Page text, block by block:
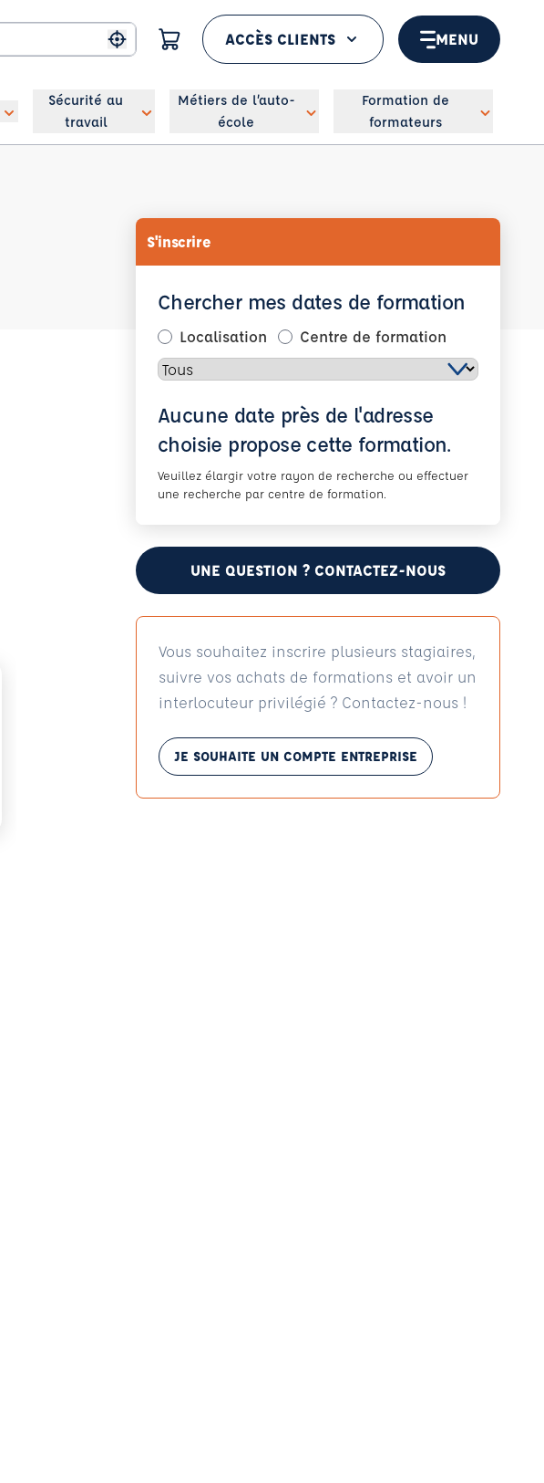
Me géolocaliser
ACCÈS CLIENTS MENU
Sécurité au
travail
Métiers de l’auto-
école
Formation de
formateurs
S'inscrire
Chercher mes dates de formation
Localisation Centre de formation
Aucune date près de l'adresse
choisie propose cette formation.
Veuillez élargir votre rayon de recherche ou effectuer
une recherche par centre de formation.
UNE QUESTION ? CONTACTEZ-NOUS
Vous souhaitez inscrire plusieurs stagiaires,
suivre vos achats de formations et avoir un
interlocuteur privilégié ? Contactez-nous !
JE SOUHAITE UN COMPTE ENTREPRISE